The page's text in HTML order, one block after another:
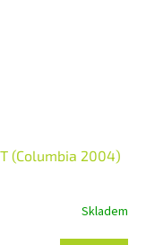
(Columbia 2004)
Skladem